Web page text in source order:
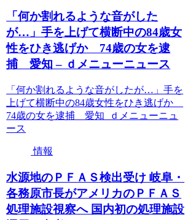
「何か割れるような音がした
が…」手を上げて横断中の84歳女
性をひき逃げか 74歳の女を逮
捕 愛知 – ｄメニューニュース
「何か割れるような音がしたが…」手を
上げて横断中の84歳女性をひき逃げか
74歳の女を逮捕 愛知 ｄメニューニュ
ース
情報
水源地のＰＦＡＳ検出受け 岐阜・
各務原市長がアメリカのＰＦＡＳ
処理施設視察へ 国内初の処理施設